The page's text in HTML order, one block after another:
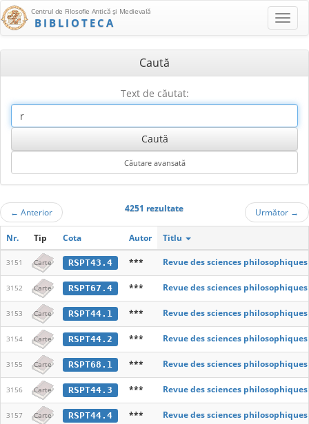
Centrul de Filosofie Antică şi Medievală
BIBLIOTECA
Caută
Text de căutat:
← Anterior 4251 rezultate Următor →
Nr. Tip Cota Autor Titlu
3151 Carte RSPT43.4 *** Revue des sciences
3152 Carte RSPT67.4 *** Revue des sciences
3153 Carte RSPT44.1 *** Revue des sciences
3154 Carte RSPT44.2 *** Revue des sciences
3155 Carte RSPT68.1 *** Revue des sciences
3156 Carte RSPT44.3 *** Revue des sciences
3157 Carte RSPT44.4 *** Revue des sciences